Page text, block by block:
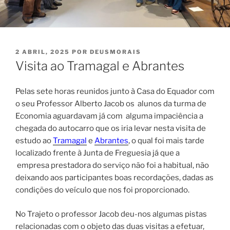
PUBLICADO
EM
2 ABRIL, 2025 POR DEUSMORAIS
Visita ao Tramagal e Abrantes
Pelas sete horas reunidos junto à Casa do Equador com
o seu Professor Alberto Jacob os alunos da turma de
Economia aguardavam já com alguma impaciência a
chegada do autocarro que os iria levar nesta visita de
estudo aoTramagal e Abrantes, o qual foi mais tarde
localizado frente à Junta de Freguesia já que a
empresa prestadora do serviço não foi a habitual, não
deixando aos participantes boas recordações, dadas as
condições do veículo que nos foi proporcionado.
No Trajeto o professor Jacob deu-nos algumas pistas
relacionadas com o objeto das duas visitas a efetuar,